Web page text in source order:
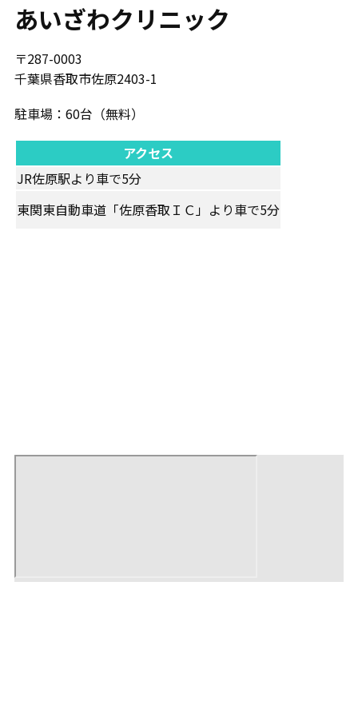
あいざわクリニック
〒​287-0003
千葉県香取市佐原2403-1
駐車場：​60台（無料）
アクセス
JR佐原駅より車で5分
東関東自動車道「佐原香取ＩＣ」より車で5分